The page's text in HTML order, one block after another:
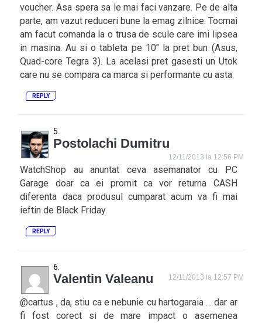
voucher. Asa spera sa le mai faci vanzare. Pe de alta
parte, am vazut reduceri bune la emag zilnice. Tocmai
am facut comanda la o trusa de scule care imi lipsea
in masina. Au si o tableta pe 10″ la pret bun (Asus,
Quad-core Tegra 3). La acelasi pret gasesti un Utok
care nu se compara ca marca si performante cu asta.
REPLY
Postolachi Dumitru
12/11/2013 la 12:56 PM
WatchShop au anuntat ceva asemanator cu PC
Garage doar ca ei promit ca vor returna CASH
diferenta daca produsul cumparat acum va fi mai
ieftin de Black Friday.
REPLY
Valentin Valeanu 12/11/2013 la 12:57 PM
@cartus , da, stiu ca e nebunie cu hartogaraia … dar ar
fi fost corect si de mare impact o asemenea